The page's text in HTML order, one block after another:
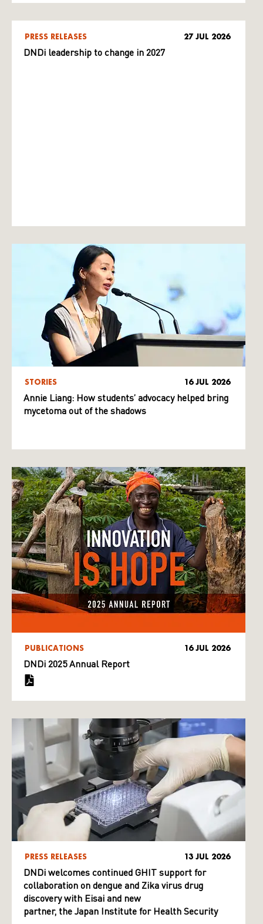
PRESS RELEASES 27 JUL 2026
DNDi leadership to change in 2027
STORIES 16 JUL 2026
Annie Liang: How students’ advocacy helped bring
mycetoma out of the shadows
PUBLICATIONS 16 JUL 2026
DNDi 2025 Annual Report
PRESS RELEASES 13 JUL 2026
DNDi welcomes continued GHIT support for
collaboration on dengue and Zika virus drug
discovery with Eisai and new
partner, the Japan Institute for Health Security